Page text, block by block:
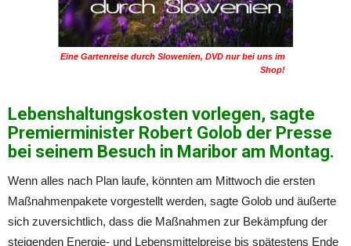
Eine Gartenreise durch Slowenien, DVD nur bei uns im
Shop!
Lebenshaltungskosten vorlegen, sagte
Premierminister Robert Golob der Presse
bei seinem Besuch in Maribor am Montag.
Wenn alles nach Plan laufe, könnten am Mittwoch die ersten
Maßnahmenpakete vorgestellt werden, sagte Golob und äußerte
sich zuversichtlich, dass die Maßnahmen zur Bekämpfung der
steigenden Energie- und Lebensmittelpreise bis spätestens Ende